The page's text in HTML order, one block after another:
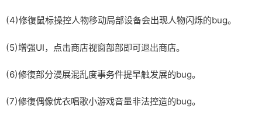
(4)修復鼠标操控人物移动局部设备会出现人物闪烁的bug。
(5)增强UI，点击商店视窗部部即可退出商店。
(6)修復部分漫展混乱度事务件提早触发展的bug。
(7)修復偶像优衣唱歌小游戏音量非法控造的bug。